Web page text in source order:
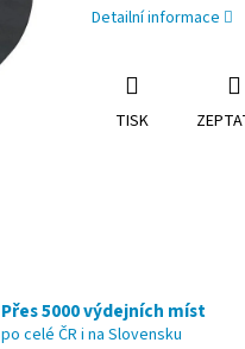
Detailní informace
TISK
Přes 5000 výdejních míst
po celé ČR i na Slovensku